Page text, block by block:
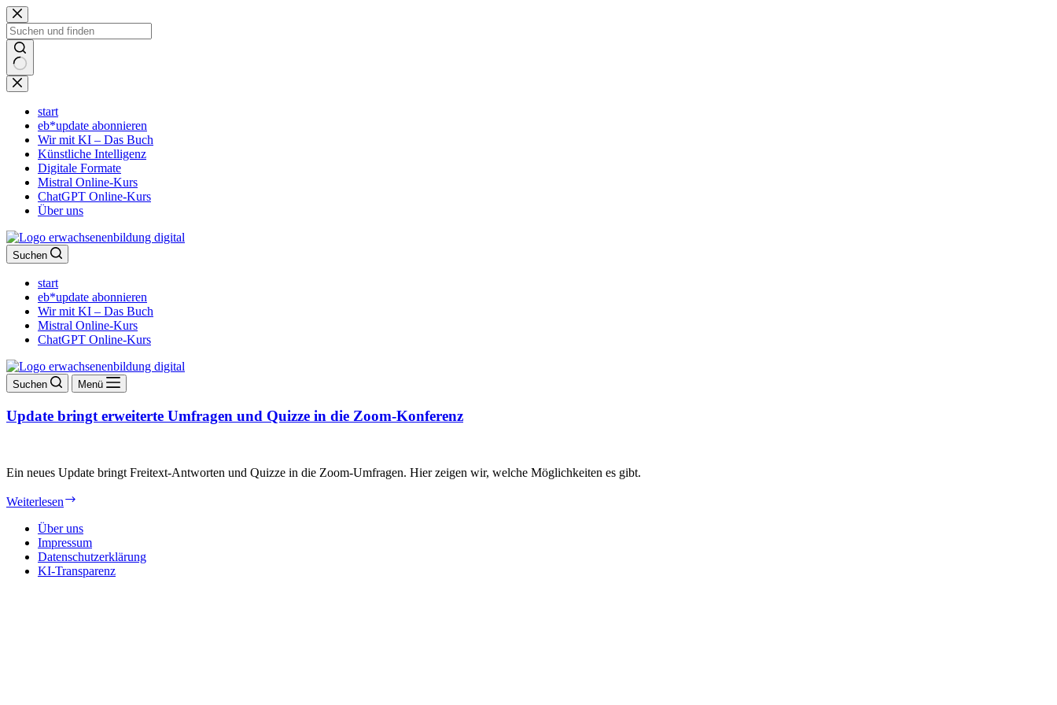
Zum
Inhalt
springen
Keine
Ergebnisse
start
eb*update abonnieren
Wir mit KI – Das Buch
Künstliche Intelligenz
Digitale Formate
Mistral Online-Kurs
ChatGPT Online-Kurs
Über uns
Suchen
start
eb*update abonnieren
Wir mit KI – Das Buch
Mistral Online-Kurs
ChatGPT Online-Kurs
Suchen Menü
Update bringt erweiterte Umfragen und Quizze in die Zoom-Konferenz
Ein neues Update bringt Freitext-Antworten und Quizze in die Zoom-Umfragen. Hier zeigen wir, welche Möglichkeiten es gibt.
Weiterlesen
erweiterte
Umfragen
und
Quizze
Über uns
Impressum
Datenschutzerklärung
KI-Transparenz